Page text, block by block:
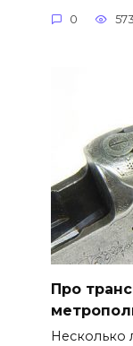
0 573
Про
Несколько